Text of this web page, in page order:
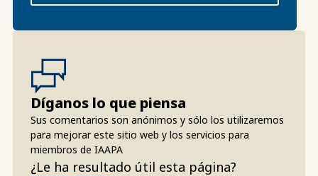
Díganos lo que piensa
Sus comentarios son anónimos y sólo los utilizaremos
para mejorar este sitio web y los servicios para
miembros de IAAPA
¿Le ha resultado útil esta página?